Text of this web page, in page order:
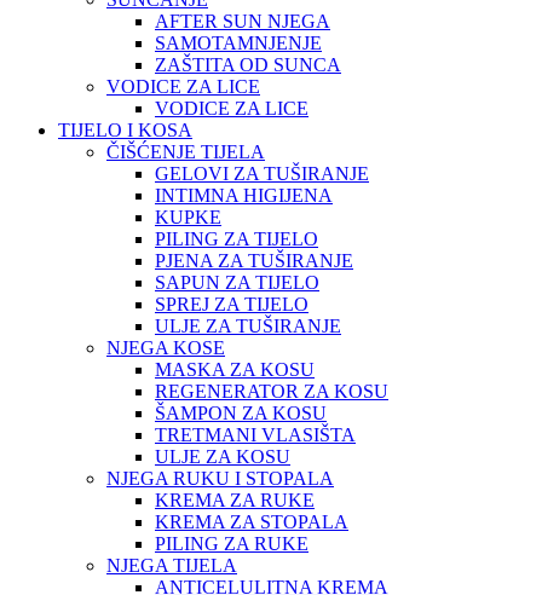
AFTER SUN NJEGA
SAMOTAMNJENJE
ZAŠTITA OD SUNCA
VODICE ZA LICE
VODICE ZA LICE
TIJELO I KOSA
ČIŠĆENJE TIJELA
GELOVI ZA TUŠIRANJE
INTIMNA HIGIJENA
KUPKE
PILING ZA TIJELO
PJENA ZA TUŠIRANJE
SAPUN ZA TIJELO
SPREJ ZA TIJELO
ULJE ZA TUŠIRANJE
NJEGA KOSE
MASKA ZA KOSU
REGENERATOR ZA KOSU
ŠAMPON ZA KOSU
TRETMANI VLASIŠTA
ULJE ZA KOSU
NJEGA RUKU I STOPALA
KREMA ZA RUKE
KREMA ZA STOPALA
PILING ZA RUKE
NJEGA TIJELA
ANTICELULITNA KREMA